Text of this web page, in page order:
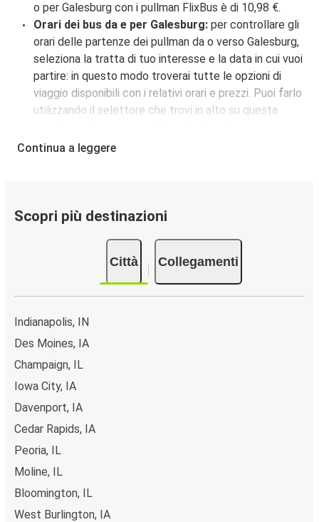
o per Galesburg con i pullman FlixBus è di 10,98 €.
Orari dei bus da e per Galesburg: per controllare gli
orari delle partenze dei pullman da o verso Galesburg,
seleziona la tratta di tuo interesse e la data in cui vuoi
partire: in questo modo troverai tutte le opzioni di
viaggio disponibili con i relativi orari e prezzi. Puoi farlo
utilizzando il selettore che trovi in alto su questa
interattiva.
pagina.
popolari sono: Indianapolis, Chicago, Champaign.
Continua a leggere
Scopri più destinazioni
Città Collegamenti
Indianapolis, IN
Des Moines, IA
Champaign, IL
Iowa City, IA
Davenport, IA
Cedar Rapids, IA
Peoria, IL
Moline, IL
Bloomington, IL
West Burlington, IA